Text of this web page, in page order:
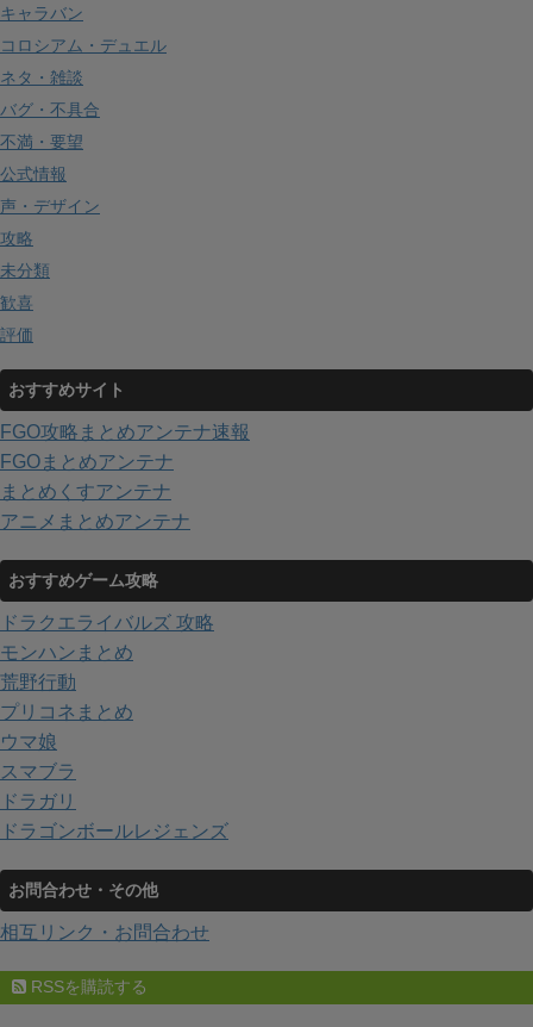
キャラバン
コロシアム・デュエル
ネタ・雑談
バグ・不具合
不満・要望
公式情報
声・デザイン
攻略
未分類
歓喜
評価
おすすめサイト
FGO攻略まとめアンテナ速報
FGOまとめアンテナ
まとめくすアンテナ
アニメまとめアンテナ
おすすめゲーム攻略
ドラクエライバルズ 攻略
モンハンまとめ
荒野行動
プリコネまとめ
ウマ娘
スマブラ
ドラガリ
ドラゴンボールレジェンズ
お問合わせ・その他
相互リンク・お問合わせ
RSSを購読する